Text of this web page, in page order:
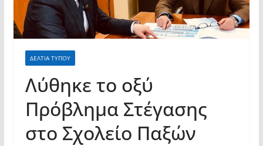
ΔΕΛΤΙΑ ΤΥΠΟΥ
Λύθηκε το οξύ
Πρόβλημα Στέγασης
στο Σχολείο Παξών